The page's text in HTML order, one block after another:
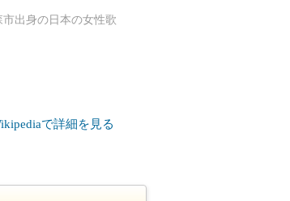
出身の日本の女性歌
で詳細を見る